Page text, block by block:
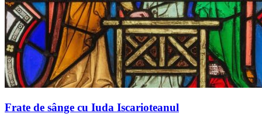
Frate de sânge cu Iuda Iscarioteanul